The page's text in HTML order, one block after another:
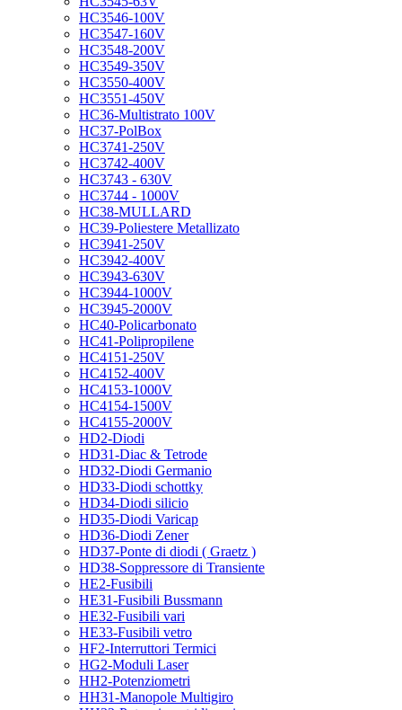
HC3546-100V
HC3547-160V
HC3548-200V
HC3549-350V
HC3550-400V
HC3551-450V
HC36-Multistrato 100V
HC37-PolBox
HC3741-250V
HC3742-400V
HC3743 - 630V
HC3744 - 1000V
HC38-MULLARD
HC39-Poliestere Metallizato
HC3941-250V
HC3942-400V
HC3943-630V
HC3944-1000V
HC3945-2000V
HC40-Policarbonato
HC41-Polipropilene
HC4151-250V
HC4152-400V
HC4153-1000V
HC4154-1500V
HC4155-2000V
HD2-Diodi
HD31-Diac & Tetrode
HD32-Diodi Germanio
HD33-Diodi schottky
HD34-Diodi silicio
HD35-Diodi Varicap
HD36-Diodi Zener
HD37-Ponte di diodi ( Graetz )
HD38-Soppressore di Transiente
HE2-Fusibili
HE31-Fusibili Bussmann
HE32-Fusibili vari
HE33-Fusibili vetro
HF2-Interruttori Termici
HG2-Moduli Laser
HH2-Potenziometri
HH31-Manopole Multigiro